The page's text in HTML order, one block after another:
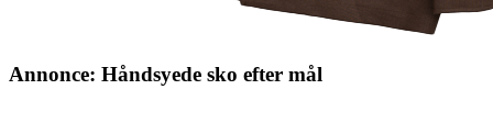
Annonce: Håndsyede sko efter mål